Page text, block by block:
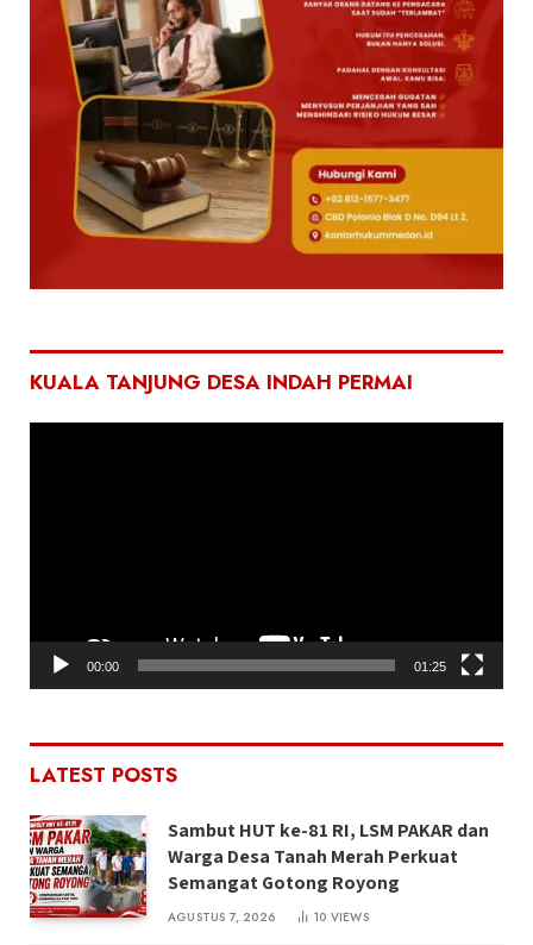
KUALA TANJUNG DESA INDAH PERMAI
00:00 01:25
LATEST POSTS
Sambut HUT ke-81 RI, LSM PAKAR dan
Warga Desa Tanah Merah Perkuat
Semangat Gotong Royong
AGUSTUS 7, 2026 10 VIEWS